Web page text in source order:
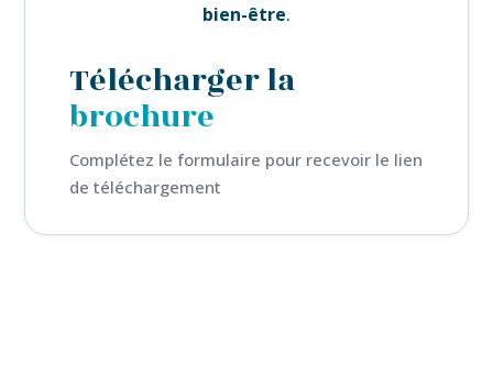
bien-être.
Télécharger la
brochure
Complétez le formulaire pour recevoir le lien
de téléchargement